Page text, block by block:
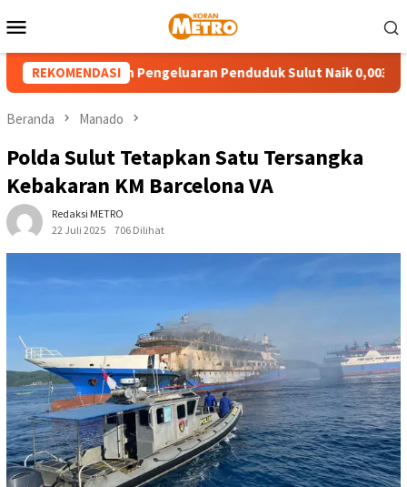
ke
Mobile
REKOMENDASI
Ketimpangan Pengeluaran Penduduk Sulut Naik 0,003 Poin
Beranda Manado
Polda Sulut Tetapkan Satu Tersangka
Kebakaran KM Barcelona VA
Redaksi METRO
22 Juli 2025
706 Dilihat